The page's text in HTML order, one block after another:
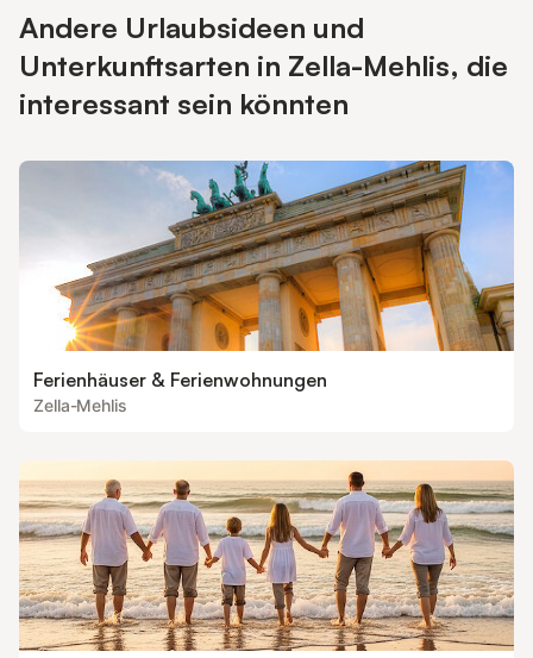
Andere Urlaubsideen und
Unterkunftsarten in Zella-Mehlis, die
interessant sein könnten
Ferienhäuser & Ferienwohnungen
Zella-Mehlis